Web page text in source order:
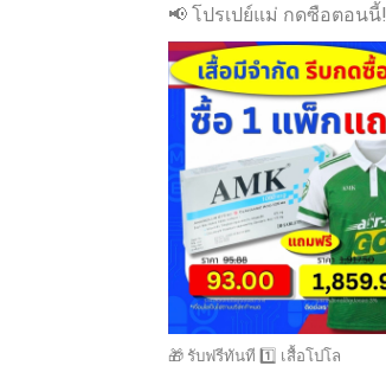
📢 โปรเปย์แม่ กดซือตอนนี้!
🎁 รับฟรีทันที 1️⃣ เสื้อโปโล